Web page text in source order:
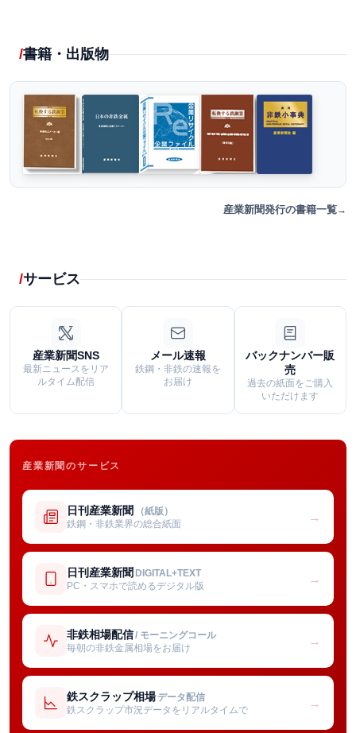
書籍・出版物
産業新聞発行の書籍一覧
サービス
産業新聞SNS
最新ニュースをリア
ルタイム配信
メール速報
鉄鋼・非鉄の速報を
お届け
バックナンバー販
売
過去の紙面をご購入
いただけます
産業新聞のサービス
日刊産業新聞 （紙版）
鉄鋼・非鉄業界の総合紙面
→
日刊産業新聞 DIGITAL+TEXT
PC・スマホで読めるデジタル版
→
非鉄相場配信/ モーニングコール
毎朝の非鉄金属相場をお届け
→
鉄スクラップ相場 データ配信
鉄スクラップ市況データをリアルタイムで
→